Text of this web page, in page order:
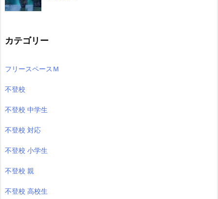
カテゴリー
フリースペースＭ
不登校
不登校 中学生
不登校 対応
不登校 小学生
不登校 親
不登校 高校生